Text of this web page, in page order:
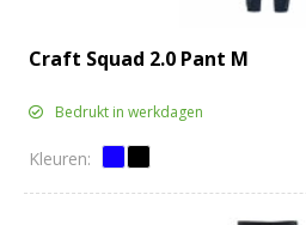
Craft Squad 2.0 Pant M
Bedrukt in werkdagen